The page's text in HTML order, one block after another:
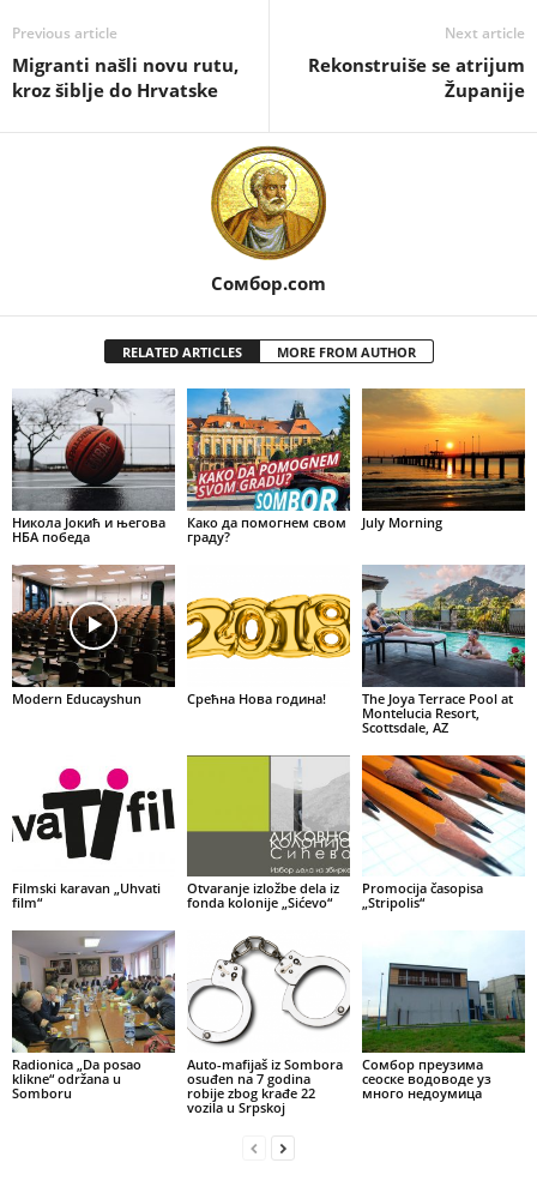
Previous article
Migranti našli novu rutu,
kroz šiblje do Hrvatske
Next article
Rekonstruiše se atrijum
Županije
Сомбор.com
RELATED ARTICLES MORE FROM AUTHOR
Никола Јокић и његова
НБА победа
Како да помогнем свом
граду?
July Morning
Modern Educayshun Срећна Нова година!
The Joya Terrace Pool at
Montelucia Resort,
Scottsdale, AZ
Filmski karavan „Uhvati
film“
Otvaranje izložbe dela iz
fonda kolonije „Sićevo“
Promocija časopisa
„Stripolis“
Radionica „Da posao
klikne“ održana u
Somboru
Auto-mafijaš iz Sombora
osuđen na 7 godina
robije zbog krađe 22
vozila u Srpskoj
Сомбор преузима
сеоске водоводе уз
много недоумица